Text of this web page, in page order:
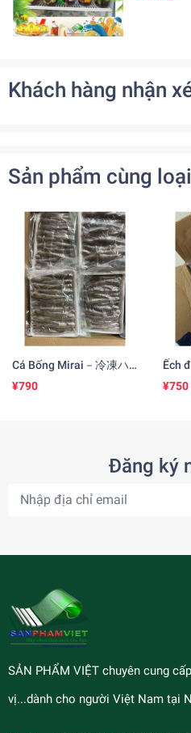
Khách hàng nhận
Sản phẩm cùng loại
Cá Bống Mirai－冷凍ハ
ゼ
¥790
Ếch
¥750
Đăng ký
SẢN PHẨM VIỆT chuyên cung
vị...dành cho người Việt Nam tại